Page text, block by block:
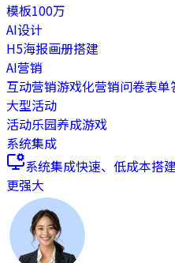
模板100万
AI设计
H5海报画册搭建
AI营销
互动营销游戏化营销问卷表单
大型活动
活动乐园养成游戏
系统集成
系统集成快速、低成本搭
更强大